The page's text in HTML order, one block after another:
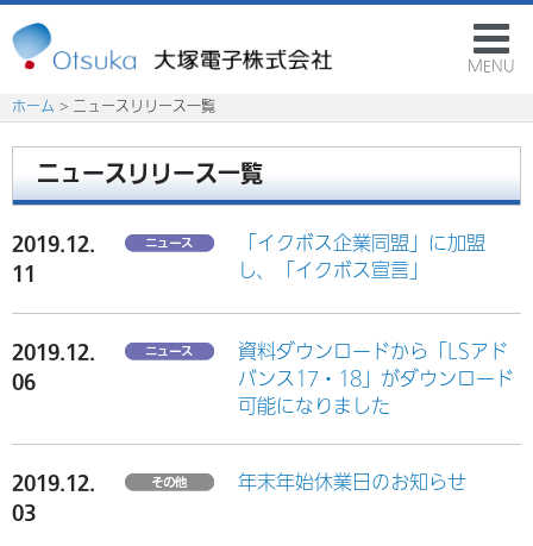
MENU
ホーム > ニュースリリース一覧
ニュースリリース一覧
2019.12.
11
「イクボス企業同盟」に加盟
し、「イクボス宣言」
2019.12.
06
資料ダウンロードから「LSアド
バンス17・18」がダウンロード
可能になりました
2019.12.
03
年末年始休業日のお知らせ